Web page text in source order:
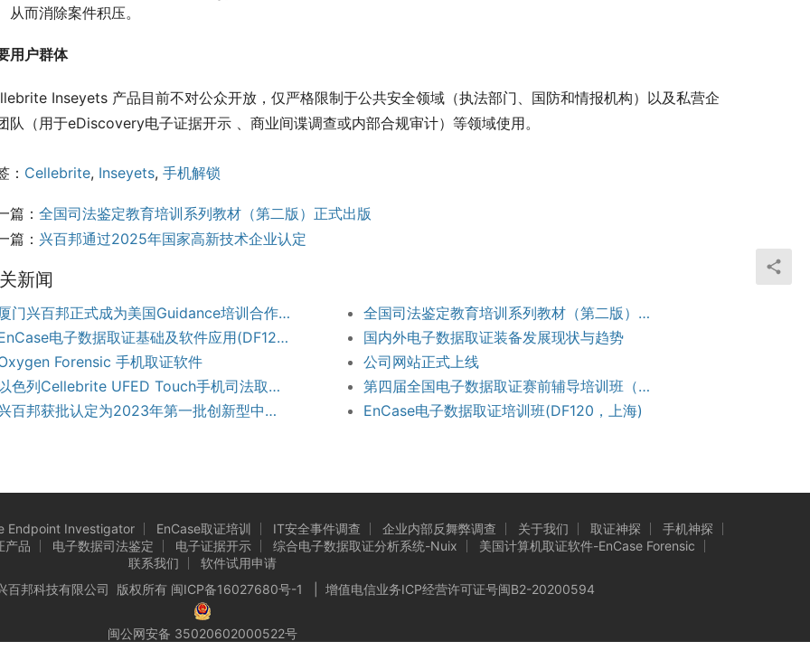
从而消除案件积压。
用户群体
Inseyets 产品目前不对公众开放，仅严格限制于公共安全领域（执法部门、国防和情报机构）以及私营企
队（用于eDiscovery电子证据开示 、商业间谍调查或内部合规审计）等领域使用。
： Cellebrite, Inseyets, 手机解锁
篇： 全国司法鉴定教育培训系列教材（第二版）正式出版
篇： 兴百邦通过2025年国家高新技术企业认定
新闻
厦门兴百邦正式成为美国Guidance培训合作伙伴
全国司法鉴定教育培训系列教材（第二版）正式出版
EnCase电子数据取证基础及软件应用(DF120)招生
国内外电子数据取证装备发展现状与趋势
Forensic 手机取证软件
公司网站正式上线
以色列Cellebrite UFED Touch手机司法取证系统
第四届全国电子数据取证赛前辅导培训班（2018.11)
兴百邦获批认定为2023年第一批创新型中小企业
EnCase电子数据取证培训班(DF120，上海)
Endpoint Investigator EnCase取证培训 IT安全事件调查 企业内部反舞弊调查 关于我们 取证神探
手机神探
产品 电子数据司法鉴定 电子证据开示 综合电子数据取证分析系统-Nuix
美国计算机取证软件-EnCase Forensic
联系我们
软件试用申请
邦科技有限公司 版权所有 闽ICP备16027680号-1 | 增值电信业务ICP经营许可证号闽B2-20200594
闽公网安备 35020602000522号